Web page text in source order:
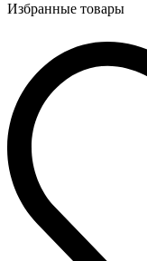
Избранные товары